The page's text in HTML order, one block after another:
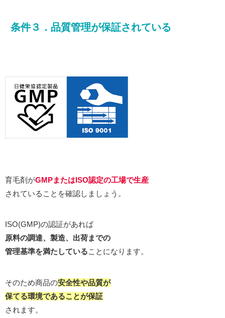
条件３．品質管理が保証されている
育毛剤がGMPまたはISO認定の工場で生産
されていることを確認しましょう。
ISO(GMP)の認証があれば
原料の調達、製造、出荷までの
管理基準を満たしていることになります。
そのため商品の安全性や品質が
保てる環境であることが保証
されます。